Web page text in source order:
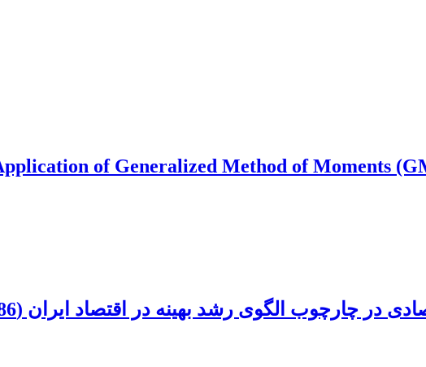
of Generalized Method of Moments
رشد بهینه در اقتصاد ایران (1386 -1350) کاربردی از الگوریتم ژنتیک